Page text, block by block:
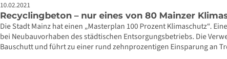
10.02.2021
Recyclingbeton – nur eines von 80 Mainzer
Die Stadt Mainz hat einen „Masterplan 100 Prozent Klimaschutz“.
bei Neubauvorhaben des städtischen Entsorgungsbetriebs. Die
Bauschutt und führt zu einer rund zehnprozentigen Einsparung an